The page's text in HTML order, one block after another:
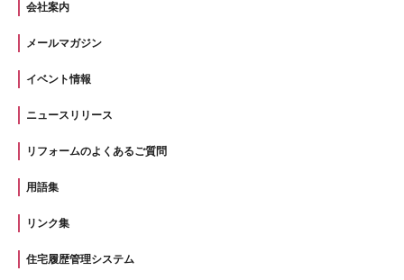
会社案内
メールマガジン
イベント情報
ニュースリリース
リフォームのよくあるご質問
用語集
リンク集
住宅履歴管理システム